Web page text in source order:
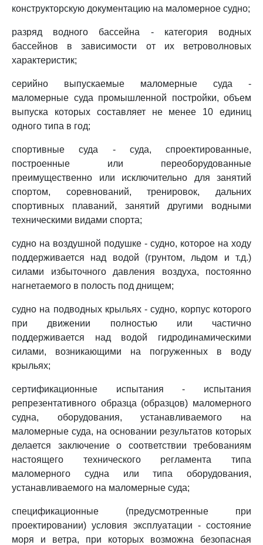
конструкторскую документацию на маломерное судно;
разряд водного бассейна - категория водных
бассейнов в зависимости от их ветроволновых
характеристик;
серийно выпускаемые маломерные суда -
маломерные суда промышленной постройки, объем
выпуска которых составляет не менее 10 единиц
одного типа в год;
спортивные суда - суда, спроектированные,
построенные или переоборудованные
преимущественно или исключительно для занятий
спортом, соревнований, тренировок, дальних
спортивных плаваний, занятий другими водными
техническими видами спорта;
судно на воздушной подушке - судно, которое на ходу
поддерживается над водой (грунтом, льдом и т.д.)
силами избыточного давления воздуха, постоянно
нагнетаемого в полость под днищем;
судно на подводных крыльях - судно, корпус которого
при движении полностью или частично
поддерживается над водой гидродинамическими
силами, возникающими на погруженных в воду
крыльях;
сертификационные испытания - испытания
репрезентативного образца (образцов) маломерного
судна, оборудования, устанавливаемого на
маломерные суда, на основании результатов которых
делается заключение о соответствии требованиям
настоящего технического регламента типа
маломерного судна или типа оборудования,
устанавливаемого на маломерные суда;
спецификационные (предусмотренные при
проектировании) условия эксплуатации - состояние
моря и ветра, при которых возможна безопасная